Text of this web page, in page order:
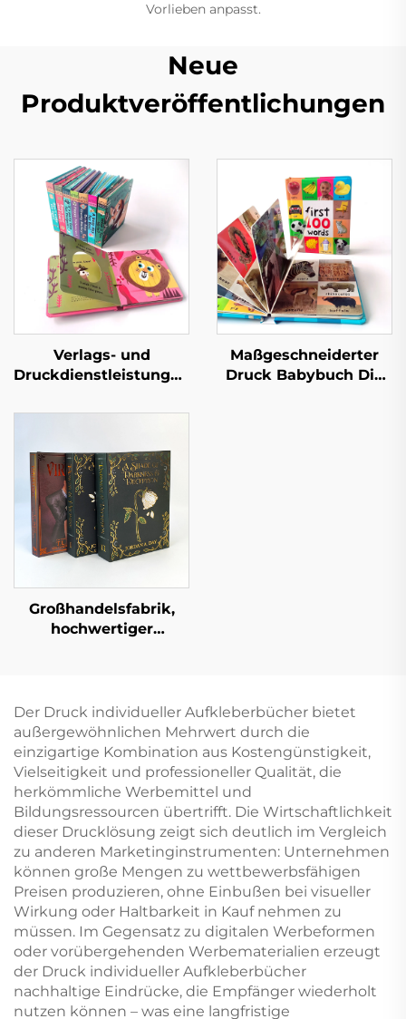
Vorlieben anpasst.
Neue
Produktveröffentlichungen
Verlags- und
Druckdienstleistungen
Schlafgeschichten
Kindergarten Bildung
Hardcover Bücher
Maßgeschneiderter
Druck Babybuch Die
Großhandelsfabrik,
hochwertiger
Großauflagen, Druck
mit lackierten Kanten
Der Druck individueller Aufkleberbücher bietet
außergewöhnlichen Mehrwert durch die
einzigartige Kombination aus Kostengünstigkeit,
Vielseitigkeit und professioneller Qualität, die
herkömmliche Werbemittel und
Bildungsressourcen übertrifft. Die Wirtschaftlichkeit
dieser Drucklösung zeigt sich deutlich im Vergleich
zu anderen Marketinginstrumenten: Unternehmen
können große Mengen zu wettbewerbsfähigen
Preisen produzieren, ohne Einbußen bei visueller
Wirkung oder Haltbarkeit in Kauf nehmen zu
müssen. Im Gegensatz zu digitalen Werbeformen
oder vorübergehenden Werbematerialien erzeugt
der Druck individueller Aufkleberbücher
nachhaltige Eindrücke, die Empfänger wiederholt
nutzen können – was eine langfristige